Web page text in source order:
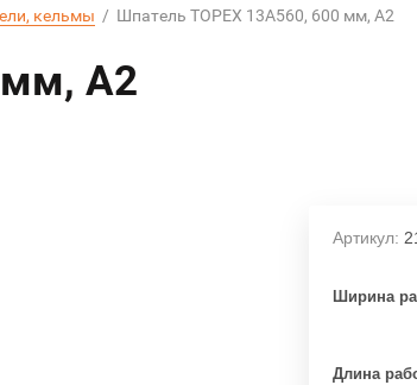
кельмы
  /  Шпатель TОРЕХ 13A560, 600 мм, А2
мм, А2
Артикул:
Ширина
Длина